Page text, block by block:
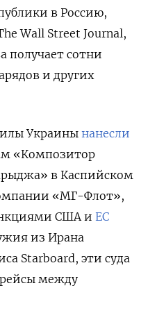
в Россию,
Wall Street Journal,
получает сотни
и других
Украины нанесли
«Композитор
в Каспийском
«МГ-Флот»,
США и ЕС
из Ирана
Starboard, эти суда
между